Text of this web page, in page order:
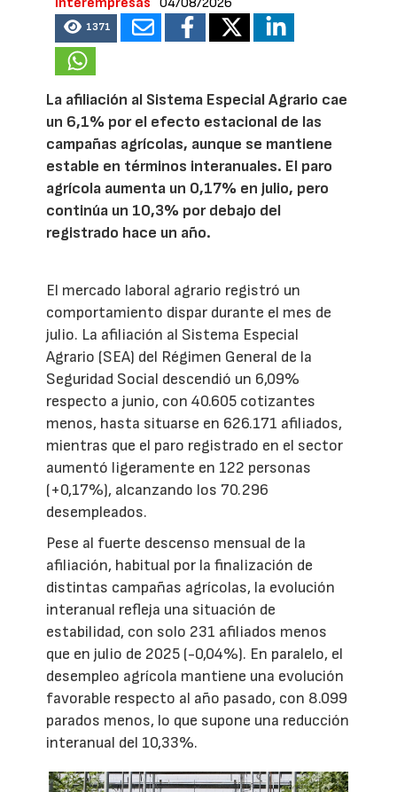
1371
La afiliación al Sistema Especial Agrario cae
un 6,1% por el efecto estacional de las
campañas agrícolas, aunque se mantiene
estable en términos interanuales. El paro
agrícola aumenta un 0,17% en julio, pero
continúa un 10,3% por debajo del
registrado hace un año.
El mercado laboral agrario registró un
comportamiento dispar durante el mes de
julio. La afiliación al Sistema Especial
Agrario (SEA) del Régimen General de la
Seguridad Social descendió un 6,09%
respecto a junio, con 40.605 cotizantes
menos, hasta situarse en 626.171 afiliados,
mientras que el paro registrado en el sector
aumentó ligeramente en 122 personas
(+0,17%), alcanzando los 70.296
desempleados.
Pese al fuerte descenso mensual de la
afiliación, habitual por la finalización de
distintas campañas agrícolas, la evolución
interanual refleja una situación de
estabilidad, con solo 231 afiliados menos
que en julio de 2025 (-0,04%). En paralelo, el
desempleo agrícola mantiene una evolución
favorable respecto al año pasado, con 8.099
parados menos, lo que supone una reducción
interanual del 10,33%.